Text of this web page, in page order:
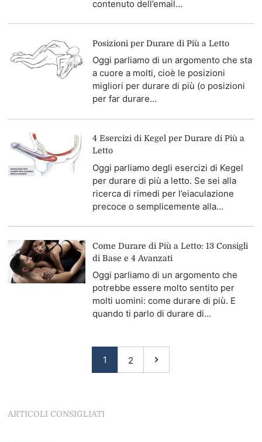
contenuto dell’email…
Posizioni per Durare di Più a Letto
Oggi parliamo di un argomento che sta
a cuore a molti, cioè le posizioni
migliori per durare di più (o posizioni
per far durare…
4 Esercizi di Kegel per Durare di Più a
Letto
Oggi parliamo degli esercizi di Kegel
per durare di più a letto. Se sei alla
ricerca di rimedi per l’eiaculazione
precoce o semplicemente alla…
Come Durare di Più a Letto: 13 Consigli
di Base e 4 Avanzati
Oggi parliamo di un argomento che
potrebbe essere molto sentito per
molti uomini: come durare di più. E
quando ti parlo di durare di…
1 2
ARTICOLI CONSIGLIATI